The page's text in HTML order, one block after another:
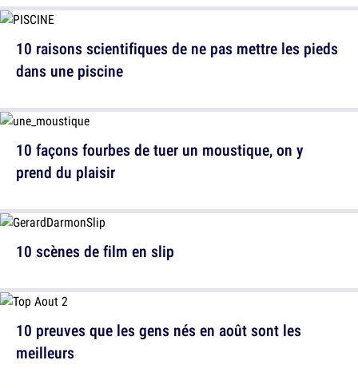
10 raisons scientifiques de ne pas mettre les pieds
dans une piscine
10 scènes de film en slip
10 façons fourbes de tuer un moustique, on y
prend du plaisir
10 preuves que les gens nés en août sont les
meilleurs